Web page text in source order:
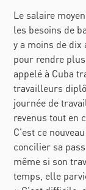
Le salaire
les besoins de
y a moins de
pour rendre
appelé à Cuba
travailleurs
journée de
revenus tout en
C'est ce
concilier sa
même si son
temps, elle